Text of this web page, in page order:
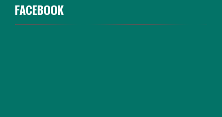
FACEBOOK